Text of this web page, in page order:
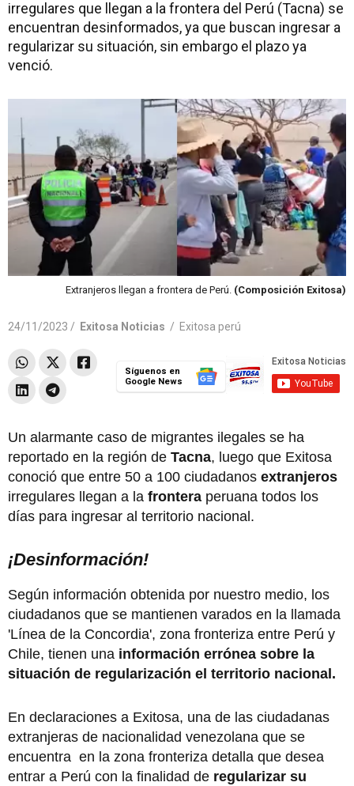
irregulares que llegan a la frontera del Perú (Tacna) se
encuentran desinformados, ya que buscan ingresar a
regularizar su situación, sin embargo el plazo ya
venció.
Extranjeros llegan a frontera de Perú. (Composición Exitosa)
24/11/2023 / Exitosa Noticias / Exitosa perú
Síguenos en
Google News
Un alarmante caso de migrantes ilegales se ha
reportado en la región de Tacna, luego que Exitosa
conoció que entre 50 a 100 ciudadanos extranjeros
irregulares llegan a la frontera peruana todos los
días para ingresar al territorio nacional.
¡Desinformación!
Según información obtenida por nuestro medio, los
ciudadanos que se mantienen varados en la llamada
'Línea de la Concordia', zona fronteriza entre Perú y
Chile, tienen una información errónea sobre la
situación de regularización el territorio nacional.
En declaraciones a Exitosa, una de las ciudadanas
extranjeras de nacionalidad venezolana que se
encuentra en la zona fronteriza detalla que desea
entrar a Perú con la finalidad de regularizar su